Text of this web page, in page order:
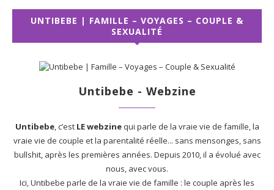
UNTIBEBE | FAMILLE – VOYAGES – COUPLE &
SEXUALITÉ
Untibebe - Webzine
Untibebe, c’est LE webzinequi parle de la vraie vie de famille, la
vraie vie de couple et la parentalité réelle... sans mensonges, sans
bullshit, après les premières années. Depuis 2010, il a évolué avec
nous, avec vous.
Ici, Untibebe parle de la vraie vie de famille : le couple après les